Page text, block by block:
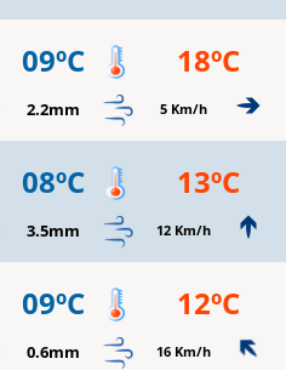
09ºC 18ºC
2.2mm 5 Km/h
08ºC 13ºC
3.5mm 12 Km/h
09ºC 12ºC
0.6mm 16 Km/h